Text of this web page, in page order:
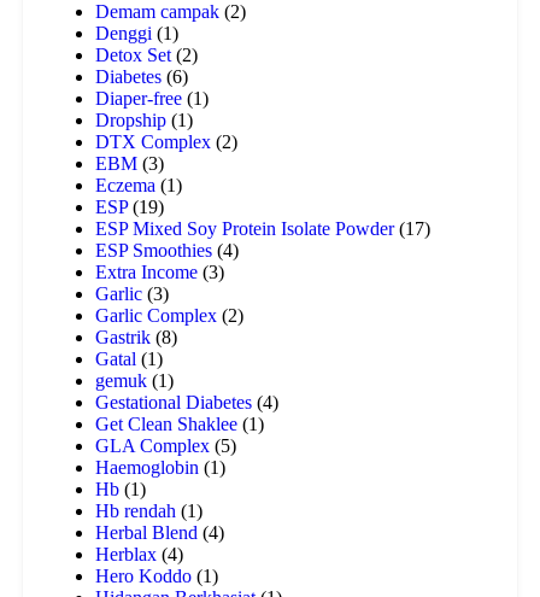
Demam campak (2)
Denggi (1)
Detox Set (2)
Diabetes (6)
Diaper-free (1)
Dropship (1)
DTX Complex (2)
EBM (3)
Eczema (1)
ESP(19)
ESP Mixed Soy Protein Isolate Powder(17)
ESP Smoothies (4)
Extra Income (3)
Garlic (3)
Garlic Complex (2)
Gastrik (8)
Gatal (1)
gemuk (1)
Gestational Diabetes (4)
Get Clean Shaklee (1)
GLA Complex (5)
Haemoglobin (1)
Hb (1)
Hb rendah (1)
Herbal Blend (4)
Herblax (4)
Hero Koddo (1)